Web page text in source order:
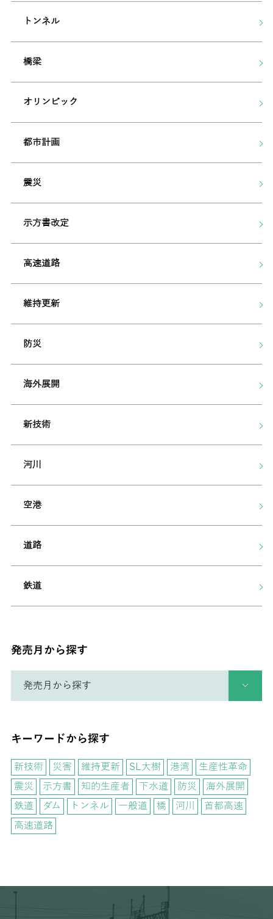
トンネル
橋梁
オリンピック
都市計画
震災
示方書改定
高速道路
維持更新
防災
海外展開
新技術
河川
空港
道路
鉄道
発売月から探す
キーワードから探す
新技術 災害 維持更新 SL大樹 港湾
生産性革命
震災
示方書 知的生産者 下水道 防災
海外展開
鉄道
ダム トンネル 一般道 橋 河川
首都高速
高速道路